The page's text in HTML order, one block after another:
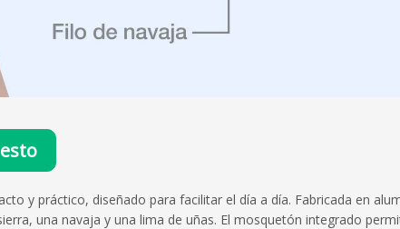
y práctico, diseñado para facilitar el día a día. Fabricada en
una navaja y una lima de uñas. El mosquetón integrado